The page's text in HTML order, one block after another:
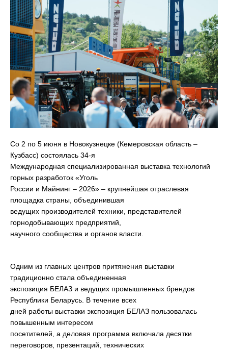
Со 2 по 5 июня в Новокузнецке (Кемеровская область –
Кузбасс) состоялась 34-я
Международная специализированная выставка технологий
горных разработок «Уголь
России и Майнинг – 2026» – крупнейшая отраслевая
площадка страны, объединившая
ведущих производителей техники, представителей
горнодобывающих предприятий,
научного сообщества и органов власти.
Одним из главных центров притяжения выставки
традиционно стала объединенная
экспозиция БЕЛАЗ и ведущих промышленных брендов
Республики Беларусь. В течение всех
дней работы выставки экспозиция БЕЛАЗ пользовалась
повышенным интересом
посетителей, а деловая программа включала десятки
переговоров, презентаций, технических